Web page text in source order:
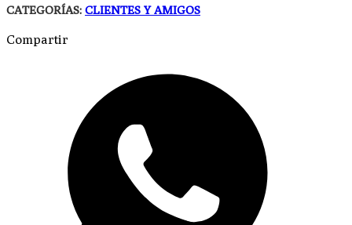
CATEGORÍAS: CLIENTES Y AMIGOS
Compartir